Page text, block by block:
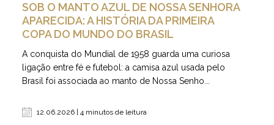
SOB O MANTO AZUL DE NOSSA SENHORA
APARECIDA: A HISTÓRIA DA PRIMEIRA
COPA DO MUNDO DO BRASIL
A conquista do Mundial de 1958 guarda uma curiosa
ligação entre fé e futebol: a camisa azul usada pelo
Brasil foi associada ao manto de Nossa Senho...
12.06.2026 | 4 minutos de leitura